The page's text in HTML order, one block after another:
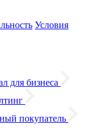
Условия
для бизнеса
покупатель